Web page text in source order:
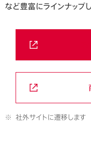
など豊富にラインナップし
※ 社外サイトに遷移します